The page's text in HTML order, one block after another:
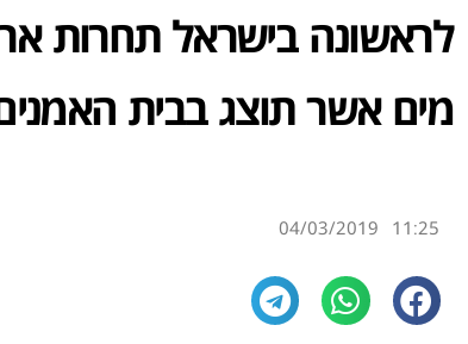
לראשונה בישראל תחרות
מים אשר תוצג בבית
11:25
04/03/2019